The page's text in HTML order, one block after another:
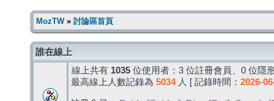
MozTW» 討論區首頁
誰在線上
線上共有 1035 位使用者：3 位註冊會員、0 位隱
最高線上人數記錄為 5034人 [ 記錄時間： 2026-